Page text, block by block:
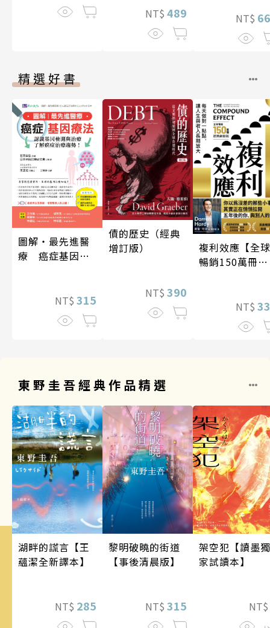
NT$ 489
NT$
精選好書
圖解‧最先進醫
療 癌症基因療
NT$ 315
債的歷史（經典
增訂版）
NT$ 390
複利效應【全球
暢銷150萬冊・
NT$
東野圭吾經典作品精選
湖畔的謊言【王
蘊潔全新譯本】
NT$ 285
黎明破曉的街道
【事後清晨版】
NT$ 315
架空犯【讀墨獨
家試讀本】
NT$